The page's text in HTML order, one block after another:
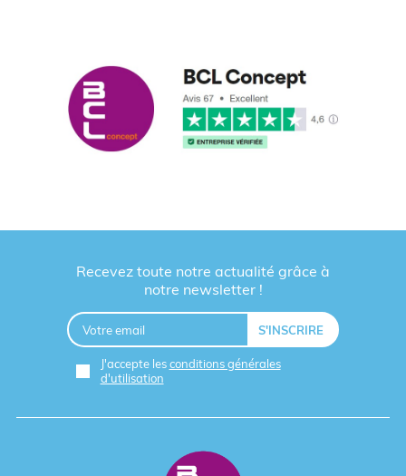
Recevez toute notre actualité grâce à
notre newsletter !
J'accepte lesconditions générales
d'utilisation